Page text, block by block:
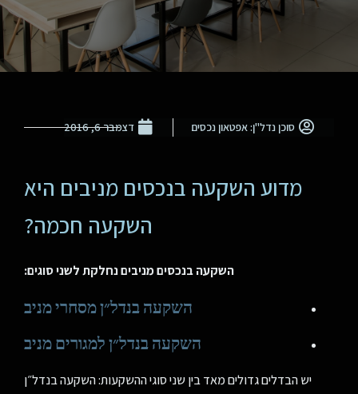
סוכן נדל"ן: אפטאון נכסים דצמבר 6, 2016
מדוע השקעה בנכסים מניבים היא
השקעה חכמה?
השקעה בנכסים מניבים נחלקת לשני סוגים:
השקעה בנדל״ן מסחרי מניב
השקעה בנדל״ן למגורים מניב
יש הבדלים גדולים מאד בין שני סוגי ההשקעות: השקעה בנדל״ן